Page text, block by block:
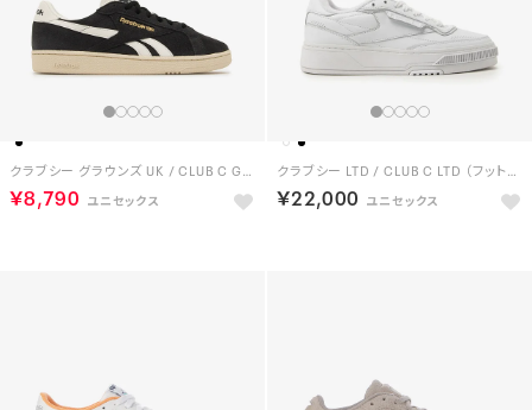
クラブシー グラウンズ UK / CLUB C GROUNDS UK （ウォッシュドブラック）
￥8,790
クラブシー LTD / CLUB C LTD （フットウェアホワイト）
￥22,000